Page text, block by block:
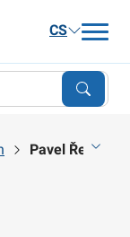
CS
Pavel Řezáč